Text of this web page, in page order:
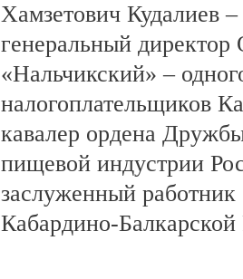
Хамзетович Кудалиев
генеральный
«Нальчикский» –
налогоплательщиков
кавалер ордена
пищевой индустрии
заслуженный работник
Кабардино-